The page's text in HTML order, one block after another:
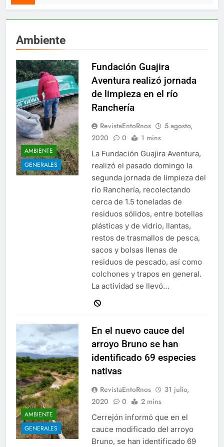
Ambiente
AMBIENTE
GENERALES
Fundación Guajira
Aventura realizó jornada
de limpieza en el río
Ranchería
RevistaEntoRnos
5 agosto,
2020
0 1 mins
La Fundación Guajira Aventura,
realizó el pasado domingo la
segunda jornada de limpieza del
río Ranchería, recolectando
cerca de 1.5 toneladas de
residuos sólidos, entre botellas
plásticas y de vidrio, llantas,
restos de trasmallos de pesca,
sacos y bolsas llenas de
residuos de pescado, así como
colchones y trapos en general.
La actividad se llevó…
AMBIENTE
GENERALES
En el nuevo cauce del
arroyo Bruno se han
identificado 69 especies
nativas
RevistaEntoRnos
31 julio,
2020
0 2 mins
Cerrejón informó que en el
cauce modificado del arroyo
Bruno, se han identificado 69